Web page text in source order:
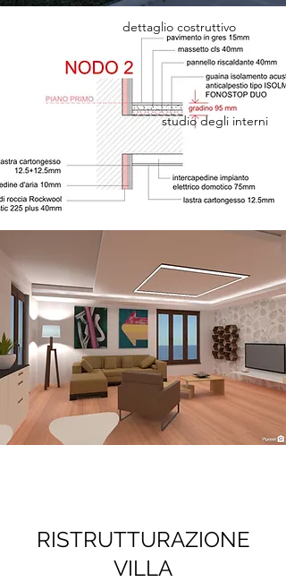
dettaglio costruttivo
studio degli interni
RISTRUTTURAZIONE
VILLA